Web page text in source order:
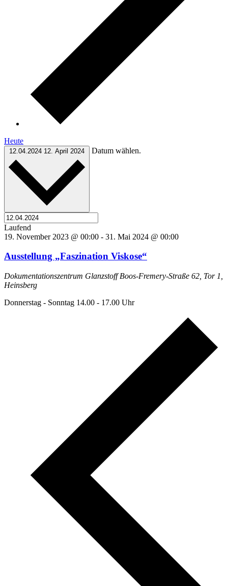
Heute
12.04.2024 12. April 2024 Datum wählen.
Laufend
19. November 2023 @ 00:00 - 31. Mai 2024 @ 00:00
Ausstellung „Faszination Viskose“
Dokumentationszentrum GlanzstoffBoos-Fremery-Straße 62, Tor 1,
Heinsberg
Donnerstag - Sonntag 14.00 - 17.00 Uhr